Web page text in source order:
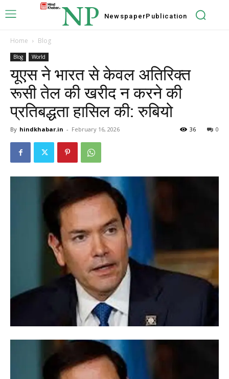
NP NewspaperPublication
Home Blog
Blog World
यूएस ने भारत से केवल अतिरिक्त
रूसी तेल की खरीद न करने की
प्रतिबद्धता हासिल की: रुबियो
By hindkhabar.in - February 16, 2026 0
36